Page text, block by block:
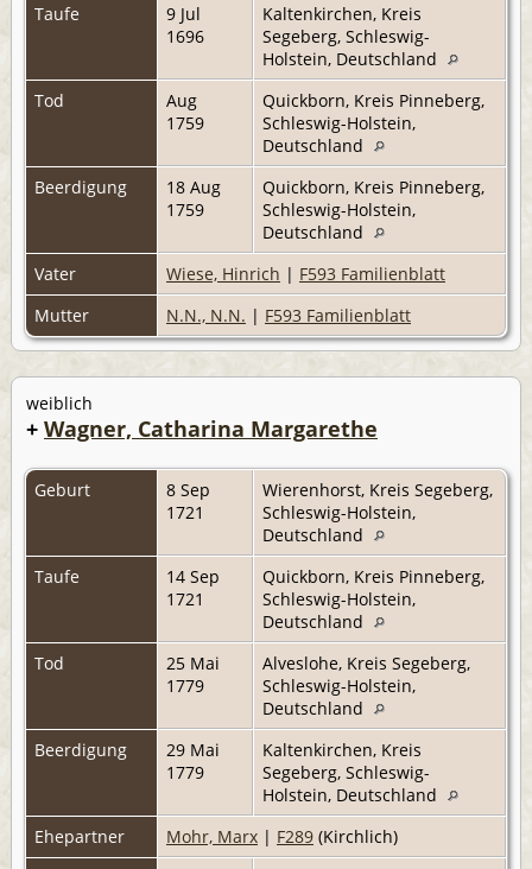
Taufe
9 Jul
1696
Kaltenkirchen, Kreis
Segeberg, Schleswig-
Holstein, Deutschland
Tod
Aug
1759
Quickborn, Kreis Pinneberg,
Schleswig-Holstein,
Deutschland
Beerdigung
18 Aug
1759
Quickborn, Kreis Pinneberg,
Schleswig-Holstein,
Deutschland
Vater
Wiese, Hinrich | F593 Familienblatt
Mutter
N.N., N.N. | F593 Familienblatt
weiblich
+ Wagner, Catharina Margarethe
Geburt
8 Sep
1721
Wierenhorst, Kreis Segeberg,
Schleswig-Holstein,
Deutschland
Taufe
14 Sep
1721
Quickborn, Kreis Pinneberg,
Schleswig-Holstein,
Deutschland
Tod
25 Mai
1779
Alveslohe, Kreis Segeberg,
Schleswig-Holstein,
Deutschland
Beerdigung
29 Mai
1779
Kaltenkirchen, Kreis
Segeberg, Schleswig-
Holstein, Deutschland
Ehepartner
Mohr, Marx | F289 (Kirchlich)